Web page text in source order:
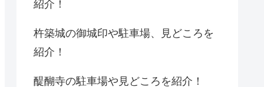
紹介！
杵築城の御城印や駐車場、見どころを
紹介！
醍醐寺の駐車場や見どころを紹介！